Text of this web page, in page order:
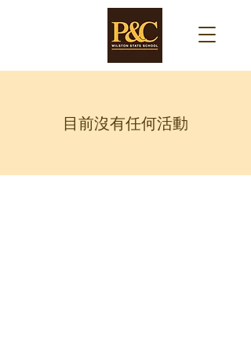
目前沒有任何活動